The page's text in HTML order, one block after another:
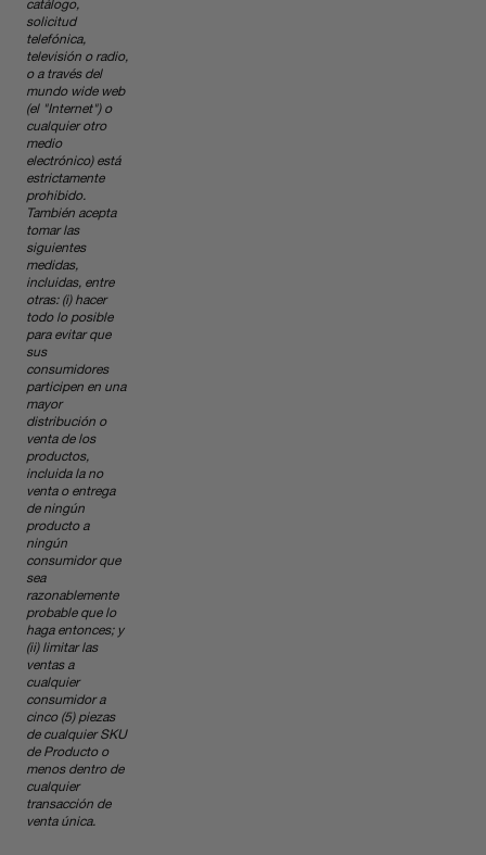
catálogo,
solicitud
telefónica,
televisión o radio,
o a través del
mundo wide web
(el "Internet") o
cualquier otro
medio
electrónico) está
estrictamente
prohibido.
También acepta
tomar las
siguientes
medidas,
incluidas, entre
otras: (i) hacer
todo lo posible
para evitar que
sus
consumidores
participen en una
mayor
distribución o
venta de los
productos,
incluida la no
venta o entrega
de ningún
producto a
ningún
consumidor que
sea
razonablemente
probable que lo
haga entonces; y
(ii) limitar las
ventas a
cualquier
consumidor a
cinco (5) piezas
de cualquier SKU
de Producto o
menos dentro de
cualquier
transacción de
venta única.